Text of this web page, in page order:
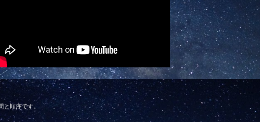
順序です。